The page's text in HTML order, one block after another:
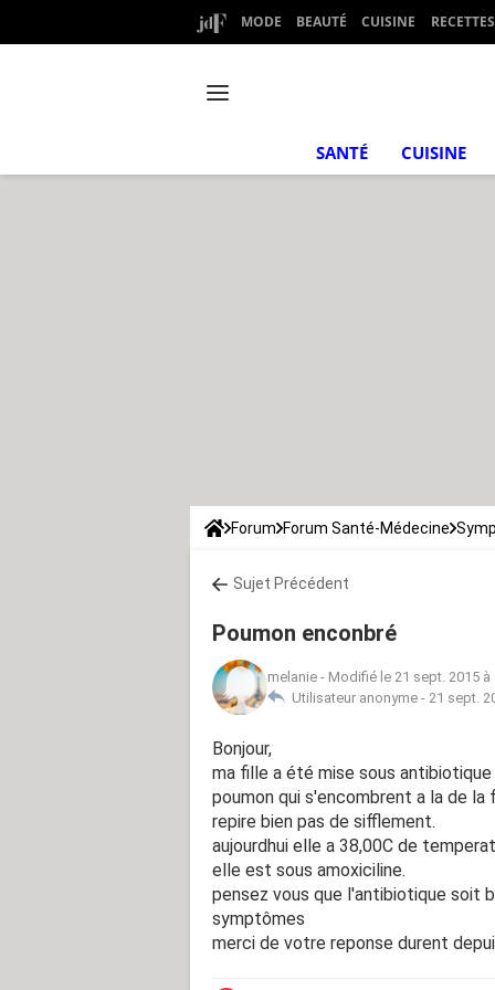
MODE BEAUTÉ CUISINE RECETTES
SANTÉ CUISINE
Forum Forum Santé-Médecine
Sujet Précédent
Poumon enconbré
melanie - Modifié le 21 sept. 2015 à
Utilisateur anonyme - 21 sept.
Bonjour,
ma fille a été mise sous
poumon qui s'encombrent a la de
repire bien pas de sifflement.
aujourdhui elle a 38,00C de
elle est sous amoxiciline.
pensez vous que l'antibiotique soit
symptômes
merci de votre reponse durent